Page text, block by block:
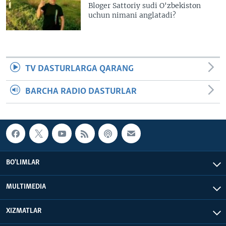
Bloger Sattoriy sudi O'zbekiston
uchun nimani anglatadi?
TV DASTURLARGA QARANG
BARCHA RADIO DASTURLAR
BO'LIMLAR
MULTIMEDIA
XIZMATLAR